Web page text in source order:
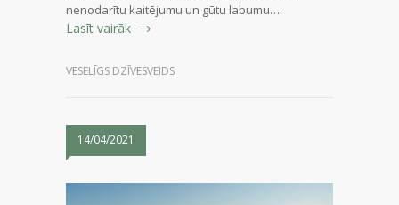
nenodarītu kaitējumu un gūtu labumu….
Lasīt vairāk
VESELĪGS DZĪVESVEIDS
14/04/2021